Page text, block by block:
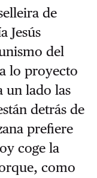
de
Jesús
del
lo proyecto
un lado las
detrás de
prefiere
coge la
como